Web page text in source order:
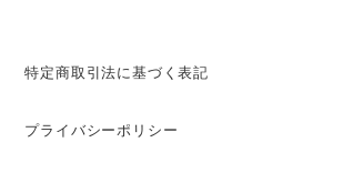
特定商取引法に基づく表記
プライバシーポリシー